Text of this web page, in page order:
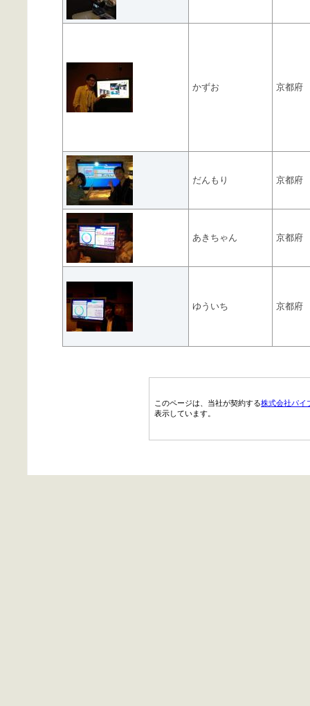
かずお 京都府
だんもり 京都府
あきちゃん 京都府
ゆういち 京都府
このページは、当社が契約する株式会社パイ
表示しています。